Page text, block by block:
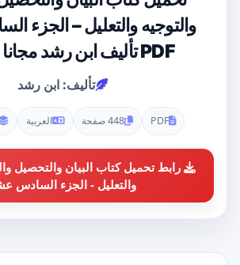
والتوجيه والتعليل – الجزء
PDF تأليف ابن رشد مجانا [كامل]
تأليف: ابن رشد
PDF 448 صفحة العربية
رابط تحميل كتاب البيان والتحصيل
والتعليل - الجزء السادس